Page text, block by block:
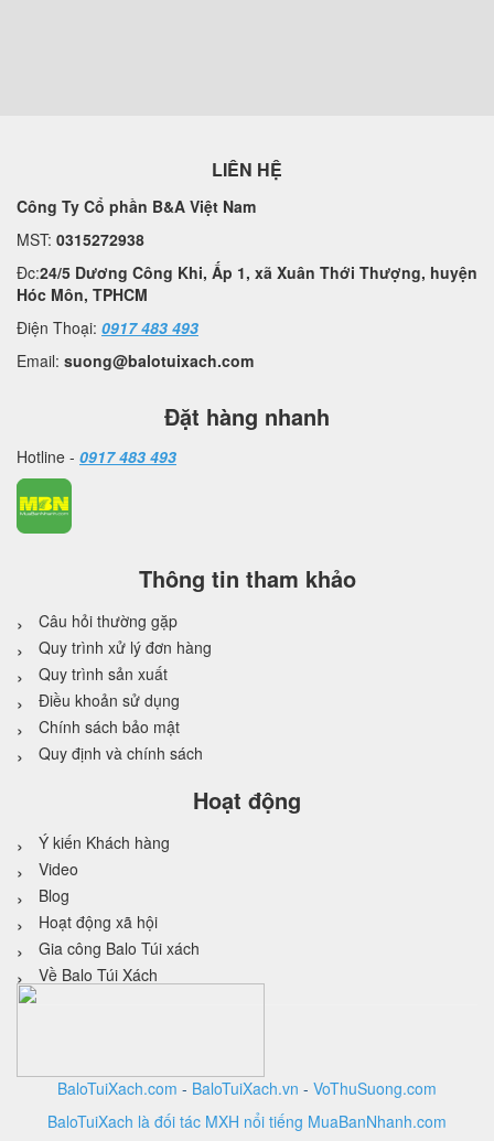
LIÊN HỆ
Công Ty Cổ phần B&A Việt Nam
MST: 0315272938
Đc:24/5 Dương Công Khi, Ấp 1, xã Xuân Thới Thượng, huyện
Hóc Môn, TPHCM
Điện Thoại: 0917 483 493
Email: suong@balotuixach.com
Đặt hàng nhanh
Hotline - 0917 483 493
Thông tin tham khảo
Câu hỏi thường gặp
Quy trình xử lý đơn hàng
Quy trình sản xuất
Điều khoản sử dụng
Chính sách bảo mật
Quy định và chính sách
Hoạt động
Ý kiến Khách hàng
Video
Blog
Hoạt động xã hội
Gia công Balo Túi xách
Về Balo Túi Xách
BaloTuiXach.com - BaloTuiXach.vn - VoThuSuong.com
BaloTuiXach là đối tác MXH nổi tiếng MuaBanNhanh.com